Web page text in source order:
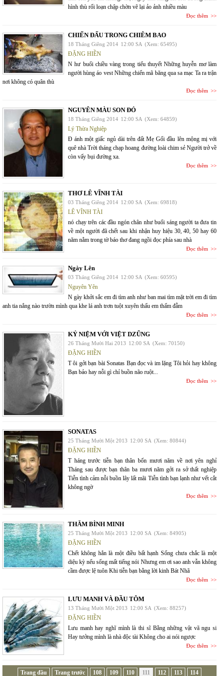
hình thù rối loạn chập chờn vẽ lại ảo ảnh nhiều màu
Đọc thêm
CHIẾN ĐẤU TRONG CHIÊM BAO
18 Tháng Giêng 2014 12:00 SA (Xem: 65495)
ĐẶNG HIỀN
N hư buổi chiều vàng trong tiểu thuyết Những huyễn mơ làm
người hùng áo vest Những chiến mã băng qua sa mạc Ta ra trận
nơi không có quân thù
Đọc thêm
NGUYÊN MÀU SON ĐỎ
18 Tháng Giêng 2014 12:00 SA (Xem: 64859)
Lý Thừa Nghiệp
Đ ánh một giấc ngủ dài trên đất Mẹ Gối đầu lên mộng mị với
quê nhà Trời tháng chạp hoang đường loài chim sẻ Người trở về
còn vấy bụi đường xa.
Đọc thêm
THƠ LÊ VĨNH TÀI
03 Tháng Giêng 2014 12:00 SA (Xem: 69818)
LÊ VĨNH TÀI
nó chạy trên các đầu ngón chân như buổi sáng người ta đưa tin
về một người đã chết sau khi nhận huy hiệu 30, 40, 50 hay 60
năm nằm trong tờ báo thơ đang ngồi đọc phía sau nhà
Đọc thêm
Ngày Lên
03 Tháng Giêng 2014 12:00 SA (Xem: 60595)
Nguyên Yên
N gày khởi sắc em đi tìm anh như ban mai tìm mặt trời em đi tìm
anh tia nắng nào trườn mình qua khe lá anh trơn tuột xuyên thấu em thấm đẫm
Đọc thêm
KỶ NIỆM VỚI VIỆT DZŨNG
26 Tháng Mười Hai 2013 12:00 SA (Xem: 70150)
ĐẶNG HIỀN
T ôi gởi bạn bài Sonatas Bạn đọc và im lặng Tôi hỏi hay không
Bạn bảo hay nỗi gì chỉ buồn não ruột...
Đọc thêm
SONATAS
25 Tháng Mười Một 2013 12:00 SA (Xem: 80844)
ĐẶNG HIỀN
T háng trước tiễn bạn thân bốn mươi năm về nơi yên nghỉ
Tháng sau được bạn thân ba mươi năm gởi ra sở thất nghiệp
Tiễn tình cảm nỗi buồn lây lất mãi Tiễn tình bạn lạnh như vết cắt
không ngờ
Đọc thêm
THĂM BÌNH MINH
25 Tháng Mười Một 2013 12:00 SA (Xem: 84905)
ĐẶNG HIỀN
Chết không hẳn là một điều bất hạnh Sống chưa chắc là một
diệu kỳ nếu sống mất tiếng nói Nhưng em ơi sao anh vẫn không
cầm được lệ tuôn Khi tiễn bạn bằng lời kinh Bát Nhã
Đọc thêm
LƯU MANH VÀ ĐẦU TÔM
13 Tháng Mười Một 2013 12:00 SA (Xem: 88257)
ĐẶNG HIỀN
Lưu manh hay nghĩ mình là thi sĩ Bằng những vật vã ngu si
Hay tưởng mình là nhà độc tài Không cho ai nói ngược
Đọc thêm
Trang đầu Trang trước 108 109 110 111 112 113 114